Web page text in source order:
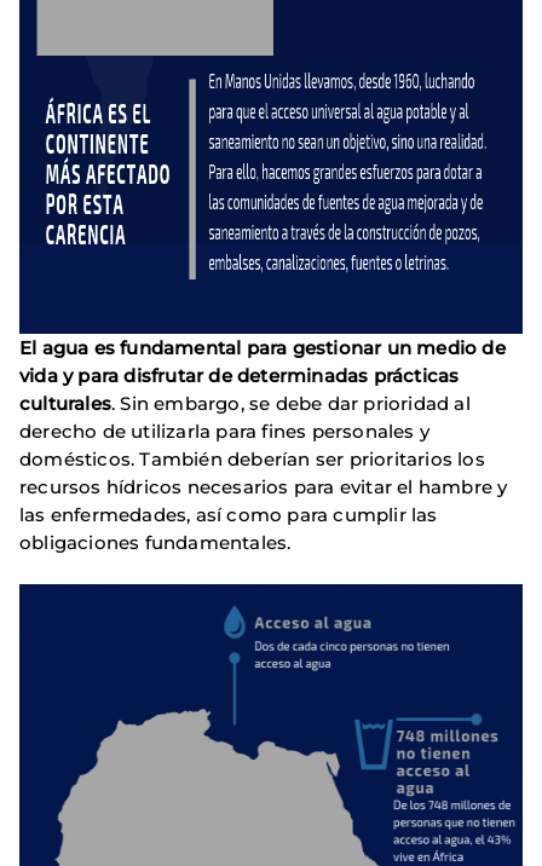
El agua es fundamental para gestionar un medio de
vida y para disfrutar de determinadas prácticas
culturales. Sin embargo, se debe dar prioridad al
derecho de utilizarla para fines personales y
domésticos. También deberían ser prioritarios los
recursos hídricos necesarios para evitar el hambre y
las enfermedades, así como para cumplir las
obligaciones fundamentales.